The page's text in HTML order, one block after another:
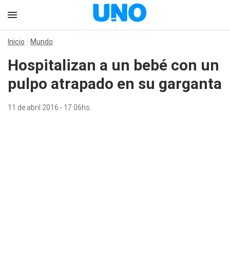
Inicio Mundo
Hospitalizan a un bebé con un
pulpo atrapado en su garganta
11 de abril 2016 - 17:06hs